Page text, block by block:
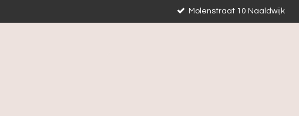
Molenstraat 10 Naaldwijk